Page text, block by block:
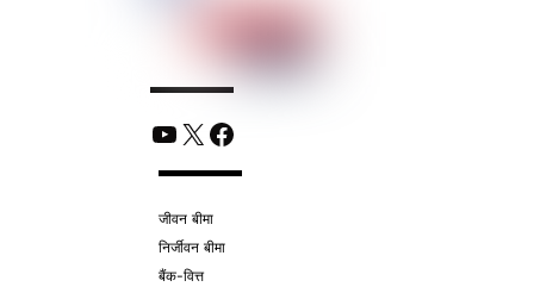
YouTube
X Facebook
जीवन बीमा
निर्जीवन बीमा
बैंक-वित्त